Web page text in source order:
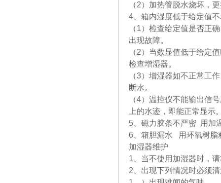
（2）加热管脱水烧坏，
4、箱内湿度低于给定值
（1）检查给定值是否正
出现故障。
（2）当数显值低于给定
检查增湿器。
（3）增湿器如不正常工
断水。
（4）温控仪不能输出信
上的水迹，即能正常显示
5、磁力胶条不严密 用加
6、箱胆漏水 用环氧树脂
加湿器维护
1、当不使用加湿器时，
2、出现下列情况时必须